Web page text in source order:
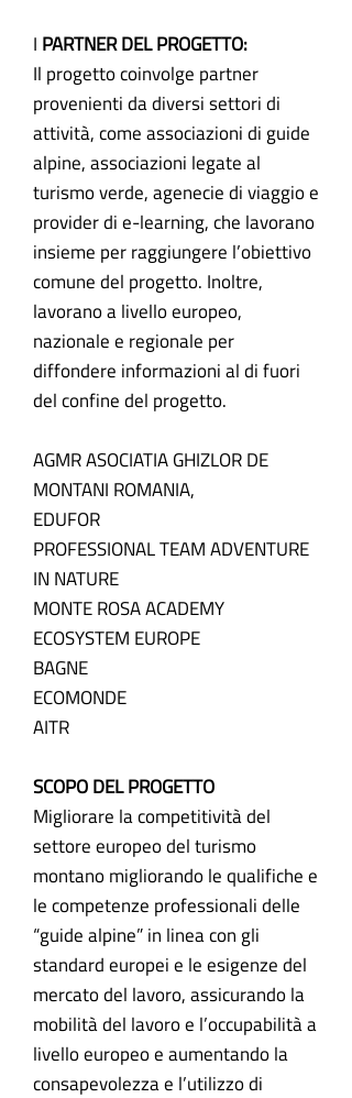
I PARTNER DEL PROGETTO:
Il progetto coinvolge partner
provenienti da diversi settori di
attività, come associazioni di guide
alpine, associazioni legate al
turismo verde, agenecie di viaggio e
provider di e-learning, che lavorano
insieme per raggiungere l’obiettivo
comune del progetto. Inoltre,
lavorano a livello europeo,
nazionale e regionale per
diffondere informazioni al di fuori
del confine del progetto.
AGMR ASOCIATIA GHIZLOR DE
MONTANI ROMANIA,
EDUFOR
PROFESSIONAL TEAM ADVENTURE
IN NATURE
MONTE ROSA ACADEMY
ECOSYSTEM EUROPE
BAGNE
ECOMONDE
AITR
SCOPO DEL PROGETTO
Migliorare la competitività del
settore europeo del turismo
montano migliorando le qualifiche e
le competenze professionali delle
“guide alpine” in linea con gli
standard europei e le esigenze del
mercato del lavoro, assicurando la
mobilità del lavoro e l’occupabilità a
livello europeo e aumentando la
consapevolezza e l’utilizzo di